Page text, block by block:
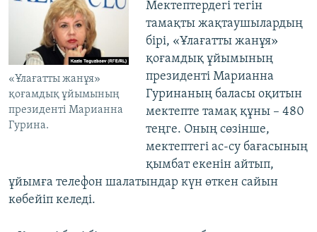
«Ұлағатты жанұя»
қоғамдық ұйымының
президенті Марианна
Гурина.
Мектептердегі тегін
тамақты жақтаушылардың
бірі, «Ұлағатты жанұя»
қоғамдық ұйымының
президенті Марианна
Гуринаның баласы оқитын
мектепте тамақ құны – 480
теңге. Оның сөзінше,
мектептегі ас-су бағасының
қымбат екенін айтып,
ұйымға телефон шалатындар күн өткен сайын
көбейіп келеді.